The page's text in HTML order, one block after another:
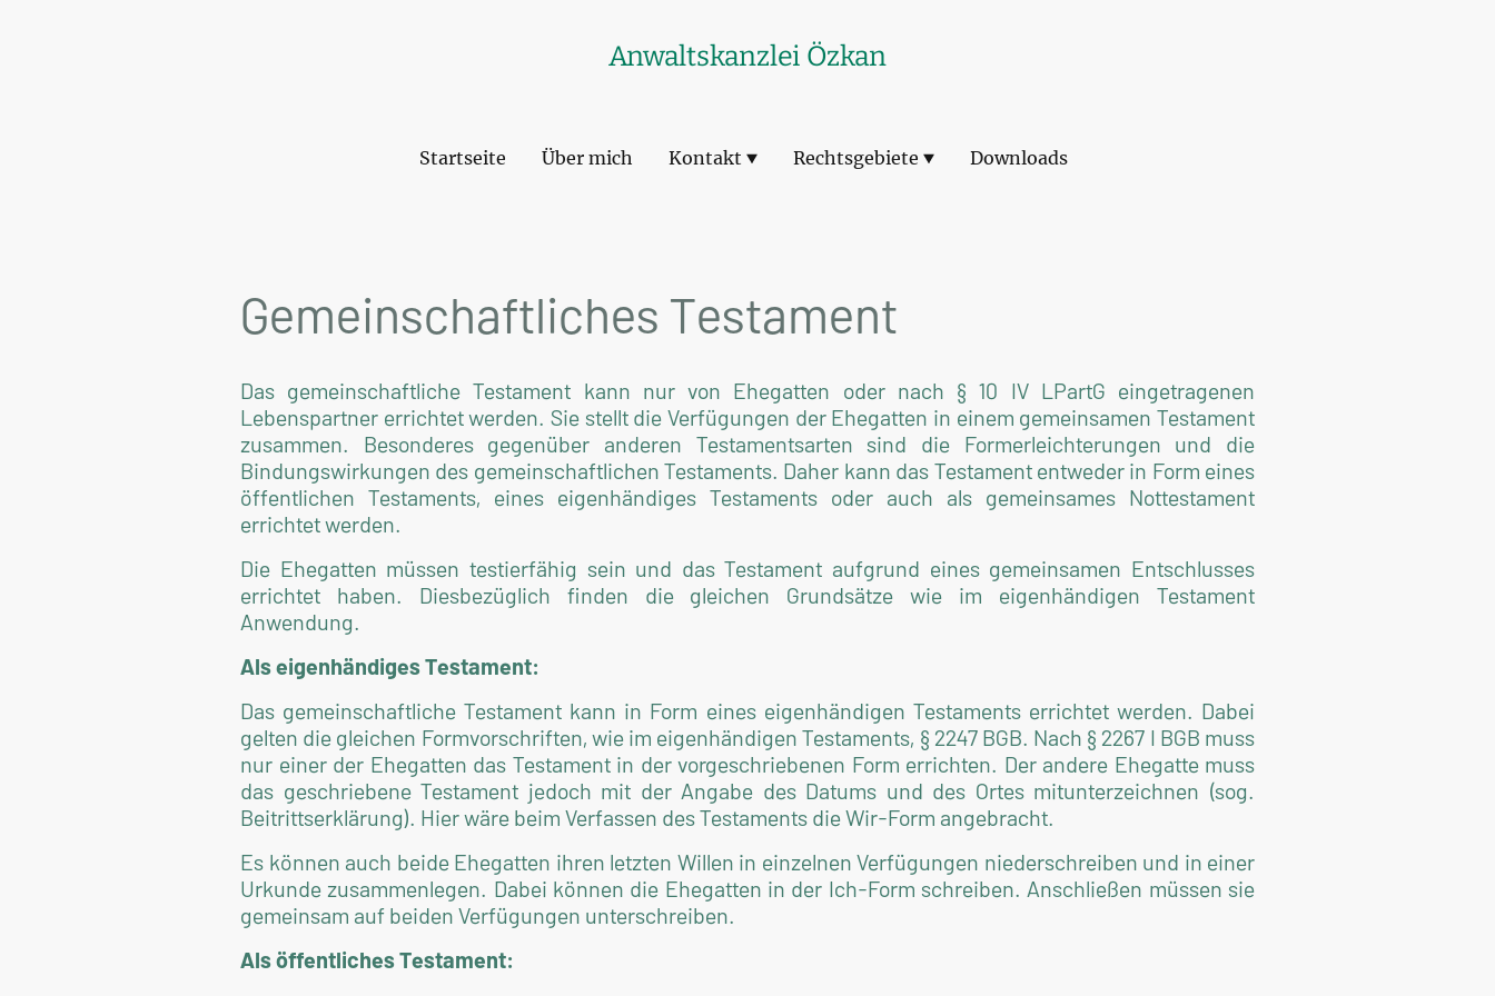
Anwaltskanzlei Özkan
Startseite Über mich Kontakt Rechtsgebiete Downloads
Gemeinschaftliches Testament
Das gemeinschaftliche Testament kann nur von Ehegatten oder nach § 10 IV LPartG eingetragenen
Lebenspartner errichtet werden. Sie stellt die Verfügungen der Ehegatten in einem gemeinsamen Testament
zusammen. Besonderes gegenüber anderen Testamentsarten sind die Formerleichterungen und die
Bindungswirkungen des gemeinschaftlichen Testaments. Daher kann das Testament entweder in Form eines
öffentlichen Testaments, eines eigenhändiges Testaments oder auch als gemeinsames Nottestament
errichtet werden.
Die Ehegatten müssen testierfähig sein und das Testament aufgrund eines gemeinsamen Entschlusses
errichtet haben. Diesbezüglich finden die gleichen Grundsätze wie im eigenhändigen Testament
Anwendung.
Als eigenhändiges Testament:
Das gemeinschaftliche Testament kann in Form eines eigenhändigen Testaments errichtet werden. Dabei
gelten die gleichen Formvorschriften, wie im eigenhändigen Testaments, § 2247 BGB. Nach § 2267 I BGB muss
nur einer der Ehegatten das Testament in der vorgeschriebenen Form errichten. Der andere Ehegatte muss
das geschriebene Testament jedoch mit der Angabe des Datums und des Ortes mitunterzeichnen (sog.
Beitrittserklärung). Hier wäre beim Verfassen des Testaments die Wir-Form angebracht.
Es können auch beide Ehegatten ihren letzten Willen in einzelnen Verfügungen niederschreiben und in einer
Urkunde zusammenlegen. Dabei können die Ehegatten in der Ich-Form schreiben. Anschließen müssen sie
gemeinsam auf beiden Verfügungen unterschreiben.
Als öffentliches Testament: